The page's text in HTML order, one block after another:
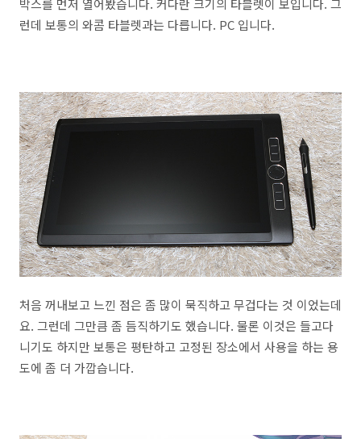
박스를 먼저 열어봤습니다. 커다란 크기의 타블렛이 보입니다. 그
런데 보통의 와콤 타블렛과는 다릅니다. PC 입니다.
처음 꺼내보고 느낀 점은 좀 많이 묵직하고 무겁다는 것 이었는데
요. 그런데 그만큼 좀 듬직하기도 했습니다. 물론 이것은 들고다
니기도 하지만 보통은 평탄하고 고정된 장소에서 사용을 하는 용
도에 좀 더 가깝습니다.